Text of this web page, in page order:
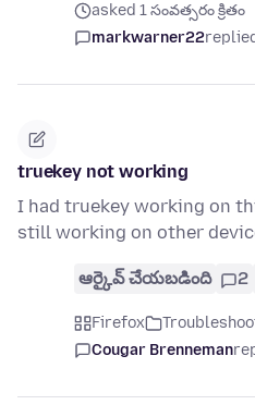
asked 1 సంవత్సరం క్రితం
markwarner22
truekey not working
I had truekey working on
still working on other
ఆర్కైవ్ చేయబడింది 2
Firefox
Cougar Brenneman